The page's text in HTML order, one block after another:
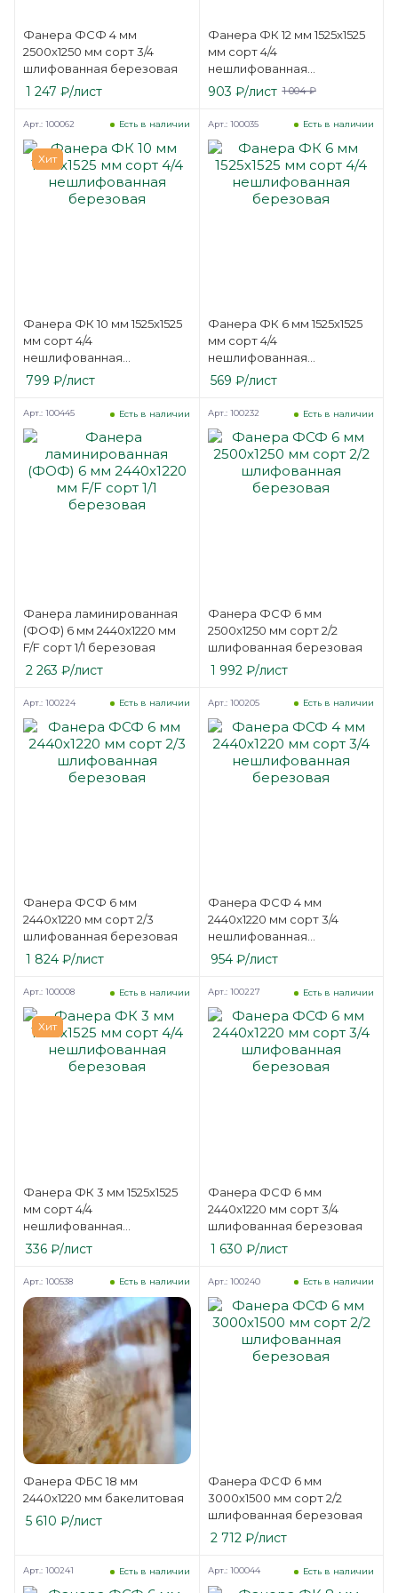
Фанера ФСФ 4 мм
2500х1250 мм сорт 3/4
шлифованная березовая
1 247 ₽/лист
Фанера ФК 12 мм 1525х1525
мм сорт 4/4
нешлифованная
березовая
903 ₽/лист 1 004₽
Хит
Фанера ФК 10 мм 1525х1525
мм сорт 4/4
нешлифованная
березовая
Есть в наличии
Арт.: 100062
799 ₽/лист
Фанера ФК 6 мм 1525х1525
мм сорт 4/4
нешлифованная
березовая
Есть в наличии
Арт.: 100035
569 ₽/лист
Фанера ламинированная
(ФОФ) 6 мм 2440х1220 мм
F/F сорт 1/1 березовая
Есть в наличии
Арт.: 100445
2 263 ₽/лист
Фанера ФСФ 6 мм
2500х1250 мм сорт 2/2
шлифованная березовая
Есть в наличии
Арт.: 100232
1 992 ₽/лист
Фанера ФСФ 6 мм
2440х1220 мм сорт 2/3
шлифованная березовая
Есть в наличии
Арт.: 100224
1 824 ₽/лист
Фанера ФСФ 4 мм
2440х1220 мм сорт 3/4
нешлифованная
березовая
Есть в наличии
Арт.: 100205
954₽/лист
Хит
Фанера ФК 3 мм 1525х1525
мм сорт 4/4
нешлифованная
березовая
Есть в наличии
Арт.: 100008
336 ₽/лист
Фанера ФСФ 6 мм
2440х1220 мм сорт 3/4
шлифованная березовая
Есть в наличии
Арт.: 100227
1 630 ₽/лист
Фанера ФБС 18 мм
2440х1220 мм бакелитовая
Есть в наличии
Арт.: 100538
5 610 ₽/лист
Фанера ФСФ 6 мм
3000х1500 мм сорт 2/2
шлифованная березовая
Есть в наличии
Арт.: 100240
2 712₽/лист
Есть в наличии
Арт.: 100241 Есть в наличии
Арт.: 100044